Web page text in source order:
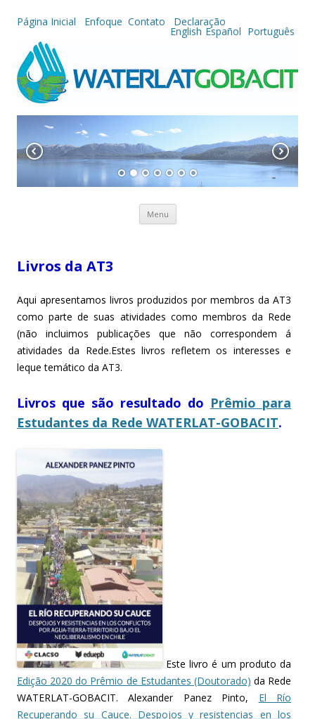
Página Inicial Enfoque Contato Declaração
English Español Português
Menu Skip to content
Livros da AT3
Aqui apresentamos livros produzidos por membros da AT3
como parte de suas atividades como membros da Rede
(não incluimos publicações que não correspondem á
atividades da Rede.Estes livros refletem os interesses e
leque temático da AT3.
Livros que são resultado do Prêmio para
Estudantes da Rede WATERLAT-GOBACIT.
Este livro é um produto da
Edição 2020 do Prêmio de Estudantes (Doutorado) da Rede
WATERLAT-GOBACIT. Alexander Panez Pinto, El Río
Recuperando su Cauce. Despojos y resistencias en los